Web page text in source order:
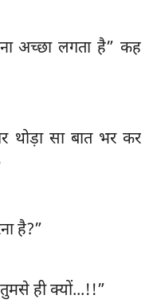
अच्छा लगता है” कह
थोड़ा सा बात भर कर
है?”
ही क्यों...!!”